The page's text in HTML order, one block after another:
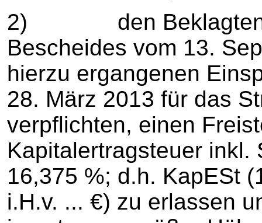
2) den Beklagten
Bescheides vom 13.
hierzu ergangenen
28. März 2013 für das
verpflichten, einen
Kapitalertragsteuer inkl.
16,375 %; d.h. KapESt
i.H.v. ... €) zu erlassen